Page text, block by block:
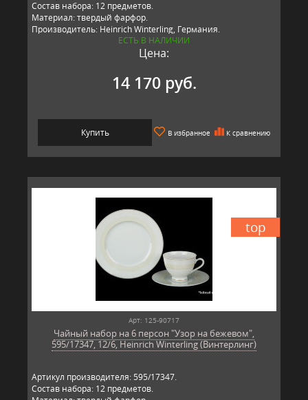
Состав набора: 12 предметов.
Материал: твердый фарфор.
Производитель: Heinrich Winterling, Германия.
ЕСТЬ В НАЛИЧИИ
Цена:
14 170 руб.
Купить В избранное К сравнению
top
Арт: 125-90717
Чайный набор на 6 персон "Узор на бежевом",
595/17347, 12/6, Heinrich Winterling (Винтерлинг)
Артикул производителя: 595/17347.
Состав набора: 12 предметов.